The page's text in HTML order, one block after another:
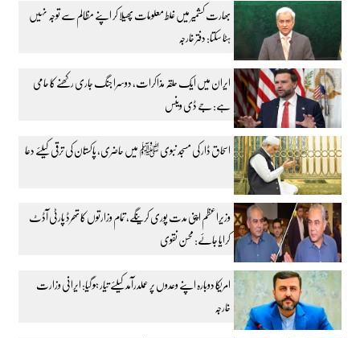
بھارت کشمیر میں غلط معلومات پھیلا کر اپنے مظالم سے توجہ نہیں
ہٹا سکتا: دفتر خارجہ
ایران میں ایک حلقہ مذاکرات، دوسرا جنگ جاری رکھنے کا حامی
ہے: جے ڈی وینس
اسحاق ڈار کی مسجد نبوی ﷺ میں حاضری، پاکستان کی ترقی کیلئے دعا
وزیراعظم اپنی مدت پوری کرینگے، تمام وزارتوں کا تھرڈ پارٹی آڈٹ
کرایا جائے: محسن نقوی
امریکا دوبارہ اپنے وعدوں پر عملدرآمد کیلئے تیار ہو گیا: ایرانی وزارت
خارجہ